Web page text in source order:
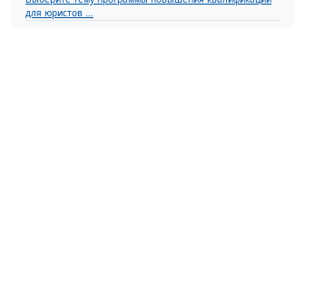
для юристов ...